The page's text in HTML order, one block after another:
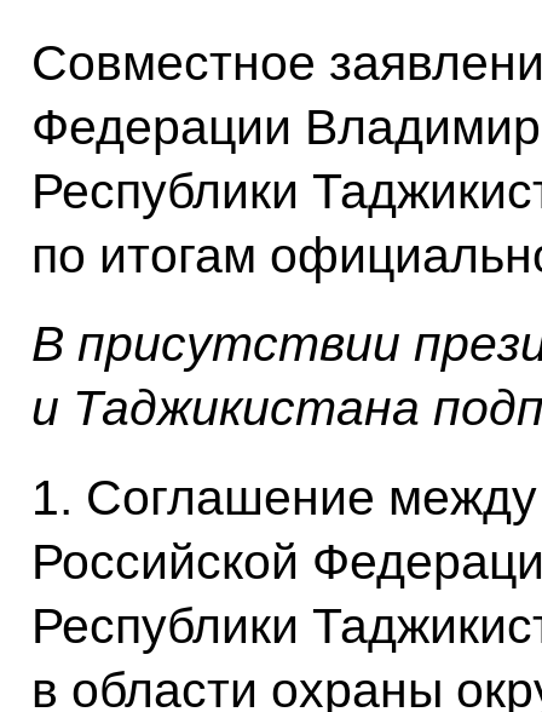
Совместное
Федерации
Республики
по итогам
В присутствии
и Таджикистана
1. Соглашение
Российской
Республики
в области охраны